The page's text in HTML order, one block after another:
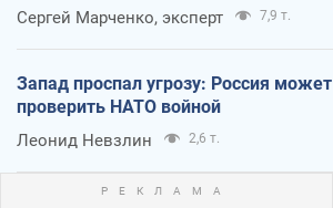
Сергей Марченко, эксперт 7,9 т.
Запад проспал угрозу: Россия может
проверить НАТО войной
Леонид Невзлин 2,6 т.